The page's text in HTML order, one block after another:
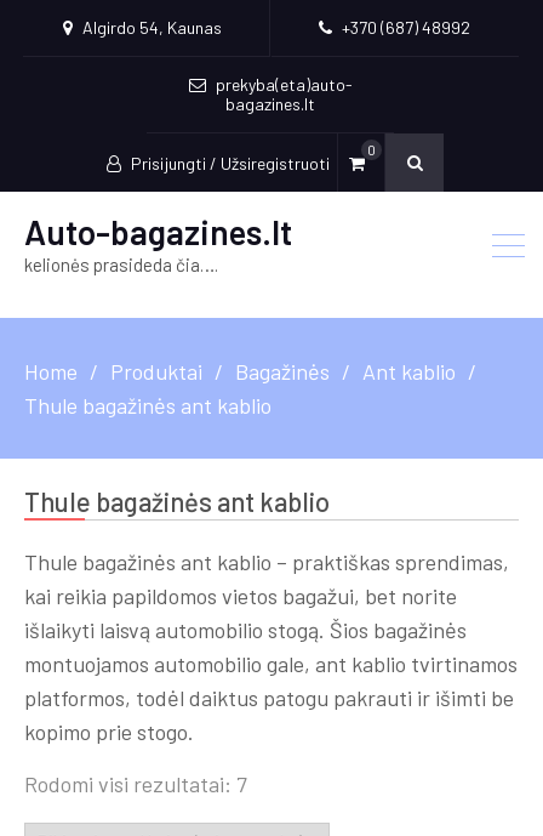
Algirdo 54, Kaunas +370 (687) 48992
prekyba(eta)auto-
bagazines.lt
Prisijungti / Užsiregistruoti
0
Auto-bagazines.lt
kelionės prasideda čia….
Home Produktai Bagažinės
Ant kablio
Thule bagažinės ant kablio
Thule bagažinės ant kablio
Thule bagažinės ant kablio – praktiškas sprendimas,
kai reikia papildomos vietos bagažui, bet norite
išlaikyti laisvą automobilio stogą. Šios bagažinės
montuojamos automobilio gale, ant kablio tvirtinamos
platformos, todėl daiktus patogu pakrauti ir išimti be
kopimo prie stogo.
Rodomi visi rezultatai: 7Rūšiuojama
pagal